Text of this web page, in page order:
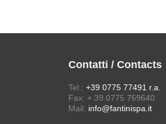
Contatti / Contacts
Tel.: +39 0775 77491 r.a.
Fax: + 39 0775 769640
Mail: info@fantinispa.it